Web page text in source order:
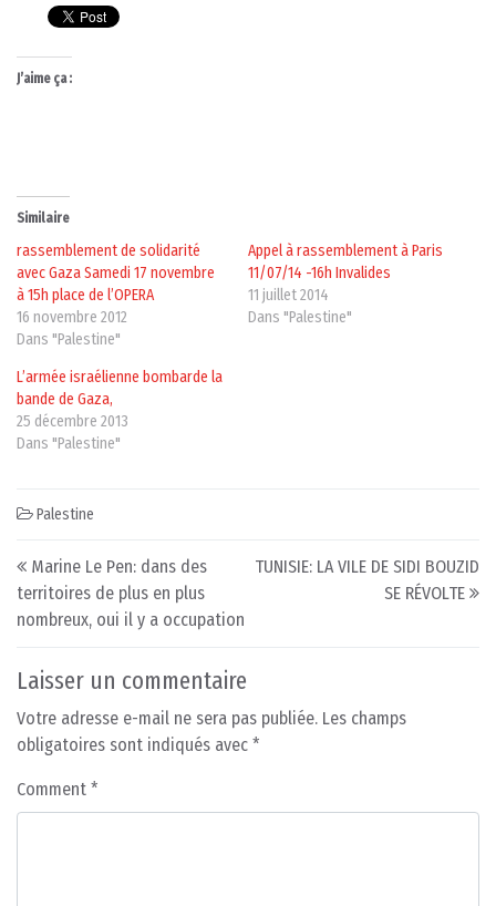
J’aime ça :
Similaire
rassemblement de solidarité
avec Gaza Samedi 17 novembre
à 15h place de l’OPERA
16 novembre 2012
Dans "Palestine"
Appel à rassemblement à Paris
11/07/14 -16h Invalides
11 juillet 2014
Dans "Palestine"
L’armée israélienne bombarde la
bande de Gaza,
25 décembre 2013
Dans "Palestine"
Palestine
Post navigation
Marine Le Pen: dans des
territoires de plus en plus
nombreux, oui il y a occupation
TUNISIE: LA VILE DE SIDI BOUZID
SE RÉVOLTE
Laisser un commentaire
Votre adresse e-mail ne sera pas publiée. Les champs
obligatoires sont indiqués avec *
Comment *